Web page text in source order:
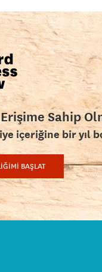
Erişime Sahip
içeriğine bir yıl
BAŞLAT